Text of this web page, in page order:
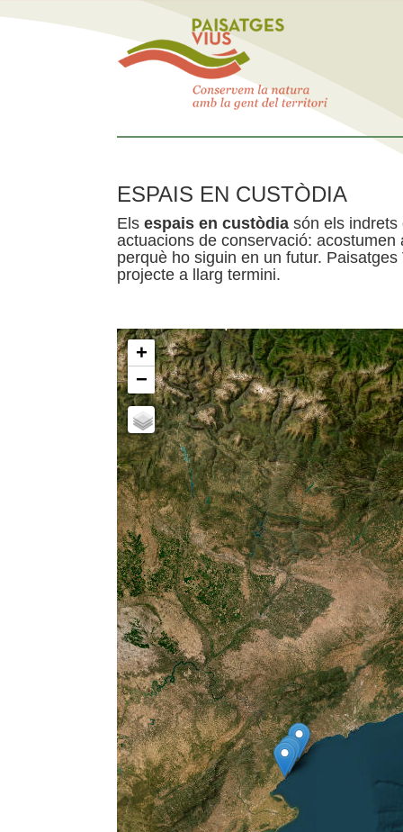
ESPAIS EN CUSTÒDIA
Els espais en custòdia són els indrets
actuacions de conservació:
perquè ho siguin en un futur.
projecte a llarg termini.
+
−